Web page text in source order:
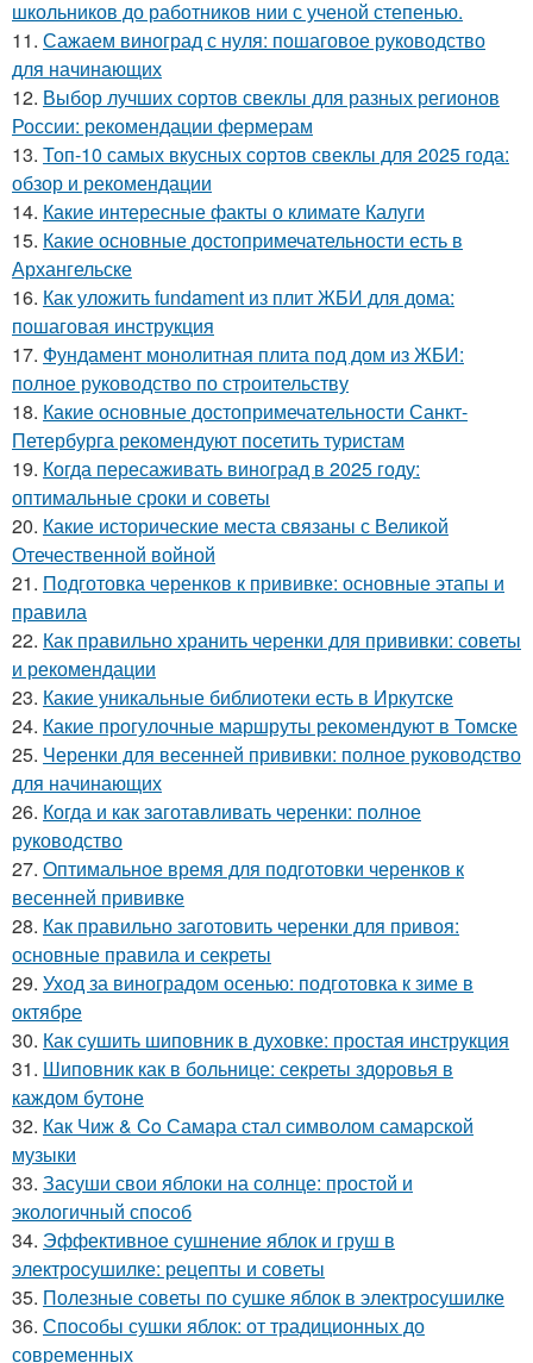
школьников до работников нии с ученой степенью.
11. Сажаем виноград с нуля: пошаговое руководство
для начинающих
12. Выбор лучших сортов свеклы для разных регионов
России: рекомендации фермерам
13. Топ-10 самых вкусных сортов свеклы для 2025 года:
обзор и рекомендации
14. Какие интересные факты о климате Калуги
15. Какие основные достопримечательности есть в
Архангельске
16. Как уложить fundament из плит ЖБИ для дома:
пошаговая инструкция
17. Фундамент монолитная плита под дом из ЖБИ:
полное руководство по строительству
18. Какие основные достопримечательности Санкт-
Петербурга рекомендуют посетить туристам
19. Когда пересаживать виноград в 2025 году:
оптимальные сроки и советы
20. Какие исторические места связаны с Великой
Отечественной войной
21. Подготовка черенков к прививке: основные этапы и
правила
22. Как правильно хранить черенки для прививки: советы
и рекомендации
23. Какие уникальные библиотеки есть в Иркутске
24. Какие прогулочные маршруты рекомендуют в Томске
25. Черенки для весенней прививки: полное руководство
для начинающих
26. Когда и как заготавливать черенки: полное
руководство
27. Оптимальное время для подготовки черенков к
весенней прививке
28. Как правильно заготовить черенки для привоя:
основные правила и секреты
29. Уход за виноградом осенью: подготовка к зиме в
октябре
30. Как сушить шиповник в духовке: простая инструкция
31. Шиповник как в больнице: секреты здоровья в
каждом бутоне
32. Как Чиж & Co Самара стал символом самарской
музыки
33. Засуши свои яблоки на солнце: простой и
экологичный способ
34. Эффективное сушнение яблок и груш в
электросушилке: рецепты и советы
35. Полезные советы по сушке яблок в электросушилке
36. Способы сушки яблок: от традиционных до
современных